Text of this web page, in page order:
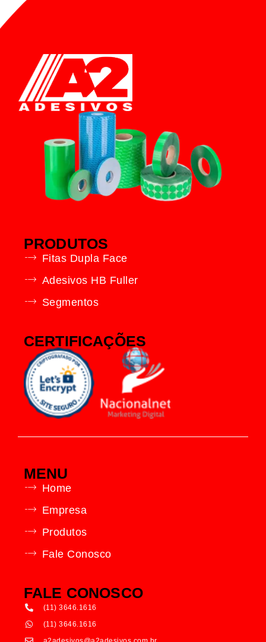
PRODUTOS
Fitas Dupla Face
Adesivos HB Fuller
Segmentos
CERTIFICAÇÕES
MENU
Home
Empresa
Produtos
Fale Conosco
FALE CONOSCO
(11) 3646.1616
(11) 3646.1616